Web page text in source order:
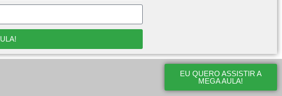
EU QUERO ASSISTIR A
MEGA AULA!